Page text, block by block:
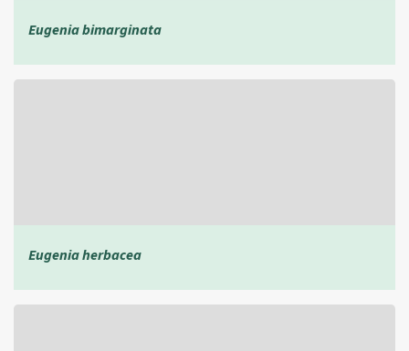
Eugenia bimarginata
Eugenia herbacea